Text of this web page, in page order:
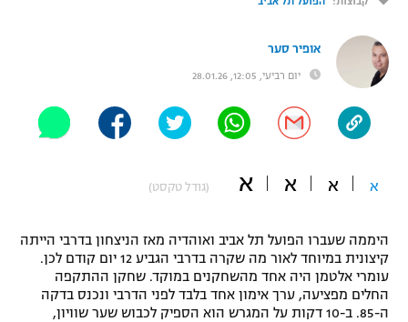
"מחצית בשכונה" – פודקאסט
משתתפים וזוכים בפרסים
תקנון משתתפים וזוכים בפרסים
תקנון עבור פעילות ספורט 1 – "מרלן"
טניס
גיימינג E-Sports
תנאי שימוש
אופניים
ספורט מוטורי
בייסבול MLB
ספורט אתגרי ואקסטרים
אופיר סער
יום רביעי, 12:05, 28.01.26
א א א א (גודל טקסט)
היממה שעברו הפועל תל אביב ואוהדיה מאז הניצחון בדרבי הייתה
קיצונית במיוחד לאור מה שקרה בדרבי הגביע 12 יום קודם לכן.
עומרי אלטמן היה אחד מהשחקנים במוקד. שחקן ההתקפה
החלים מפציעה, ערך אימון אחד בלבד לפני הדרבי ונכנס בדקה
ה-85. ב-10 דקות על המגרש הוא הספיק לכבוש שער שוויון,